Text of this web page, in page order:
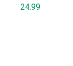
24.99